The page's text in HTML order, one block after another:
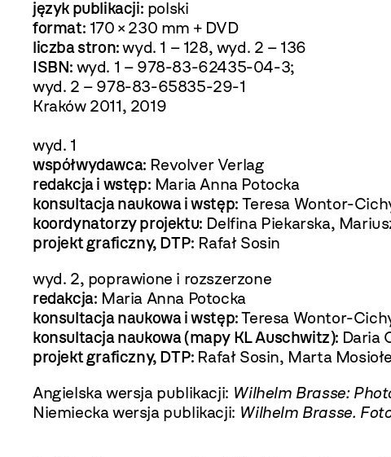
język publikacji: polski
format: 170 × 230 mm + DVD
liczba stron:wyd. 1 – 128, wyd. 2 – 136
ISBN: wyd. 1 – 978-83-62435-04-3;
wyd. 2 – 978-83-65835-29-1
Kraków 2011, 2019
wyd. 1
współwydawca: Revolver Verlag
redakcja i wstęp: Maria Anna Potocka
konsultacja naukowa i wstęp: Teresa Wontor-
koordynatorzy projektu: Delfina Piekarska,
projekt graficzny, DTP: Rafał Sosin
wyd. 2, poprawione i rozszerzone
redakcja: Maria Anna Potocka
konsultacja naukowa i wstęp:Teresa Wontor-
konsultacja naukowa (mapy KL Auschwitz): Daria
projekt graficzny, DTP: Rafał Sosin, Marta
Angielska wersja publikacji: Wilhelm Brasse:
Niemiecka wersja publikacji: Wilhelm Brasse.